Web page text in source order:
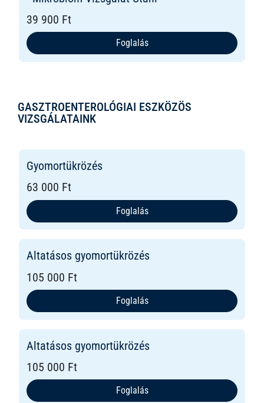
39 900 Ft
Foglalás
GASZTROENTEROLÓGIAI ESZKÖZÖS
VIZSGÁLATAINK
Gyomortükrözés
63 000 Ft
Foglalás
Altatásos gyomortükrözés
105 000 Ft
Foglalás
Altatásos gyomortükrözés
105 000 Ft
Foglalás